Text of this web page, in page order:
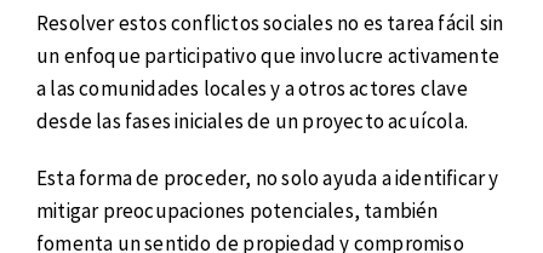
Resolver estos conflictos sociales no es tarea fácil sin
un enfoque participativo que involucre activamente
a las comunidades locales y a otros actores clave
desde las fases iniciales de un proyecto acuícola.
Esta forma de proceder, no solo ayuda a identificar y
mitigar preocupaciones potenciales, también
fomenta un sentido de propiedad y compromiso